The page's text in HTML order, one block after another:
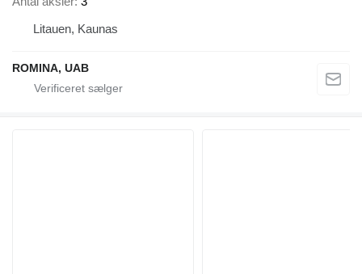
Litauen, Kaunas
ROMINA, UAB